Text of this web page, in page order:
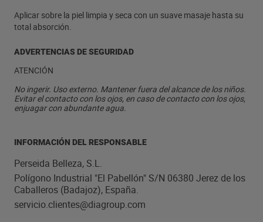
Aplicar sobre la piel limpia y seca con un suave masaje hasta su
total absorción.
ADVERTENCIAS DE SEGURIDAD
ATENCIÓN
No ingerir. Uso externo. Mantener fuera del alcance de los niños.
Evitar el contacto con los ojos, en caso de contacto con los ojos,
enjuagar con abundante agua.
INFORMACIÓN DEL RESPONSABLE
Perseida Belleza, S.L.
Polígono Industrial "El Pabellón" S/N 06380 Jerez de los
Caballeros (Badajoz), España.
servicio.clientes@diagroup.com